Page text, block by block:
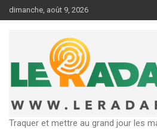
Aller
au
dimanche, août 9, 2026
Traquer et mettre au grand jour les